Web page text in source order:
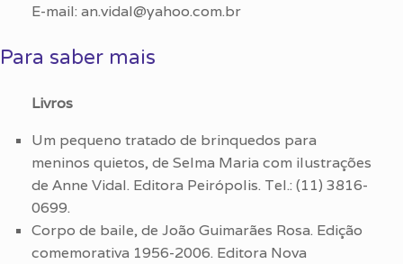
E-mail: an.vidal@yahoo.com.br
Para saber mais
Livros
Um pequeno tratado de brinquedos para
meninos quietos, de Selma Maria com ilustrações
de Anne Vidal. Editora Peirópolis. Tel.: (11) 3816-
0699.
Corpo de baile, de João Guimarães Rosa. Edição
comemorativa 1956-2006. Editora Nova